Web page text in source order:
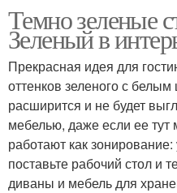
Темно зеленые
Зеленый в
Прекрасная идея для
оттенков зеленого с
расширится и не будет
мебелью, даже если ее тут
работают как
поставьте рабочий стол и
диваны и мебель для